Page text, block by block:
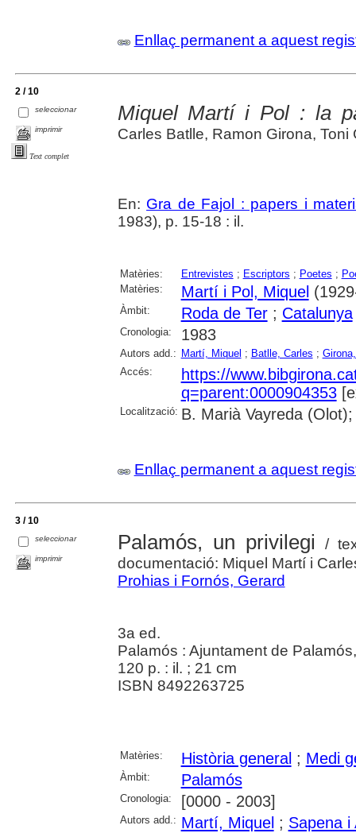
Enllaç permanent a aquest
2 / 10
seleccionar
imprimir
Text complet
Miquel Martí i Pol : la
Carles Batlle, Ramon Girona, Toni
En: Gra de Fajol : papers i
1983), p. 15-18 : il.
Matèries: Entrevistes ; Escriptors ; Poetes ;
Matèries:
Martí i Pol, Miquel
Àmbit: Roda de Ter; Catalunya
Cronologia: 1983
Autors add.: Martí, Miquel ; Batlle, Carles ;
Accés:
https://
q=parent:0000904353
Localització: B. Marià Vayreda
Enllaç permanent a aquest
3 / 10
seleccionar
imprimir
Palamós, un privilegi
/
documentació: Miquel Martí i
Prohias i Fornós, Gerard
3a ed.
Palamós : Ajuntament de
120 p. : il. ; 21 cm
ISBN 8492263725
Matèries: Història general ; Medi
Àmbit: Palamós
Cronologia: [0000 - 2003]
Autors add.: Martí, Miquel ; Sapena i